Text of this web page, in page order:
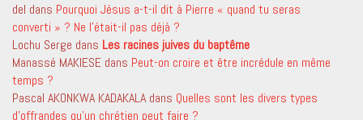
del dans Pourquoi Jésus a-t-il dit à Pierre « quand tu seras
converti » ? Ne l’était-il pas déjà ?
Lochu Serge dans Les racines juives du baptême
Manassé MAKIESE dans Peut-on croire et être incrédule en même
temps ?
Pascal AKONKWA KADAKALA dans Quelles sont les divers types
d’offrandes qu’un chrétien peut faire ?